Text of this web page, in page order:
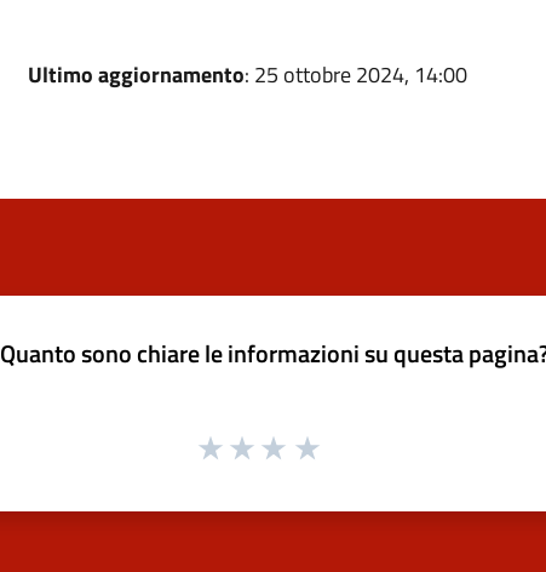
Ultimo aggiornamento: 25 ottobre 2024, 14:00
Quanto sono chiare le informazioni su questa